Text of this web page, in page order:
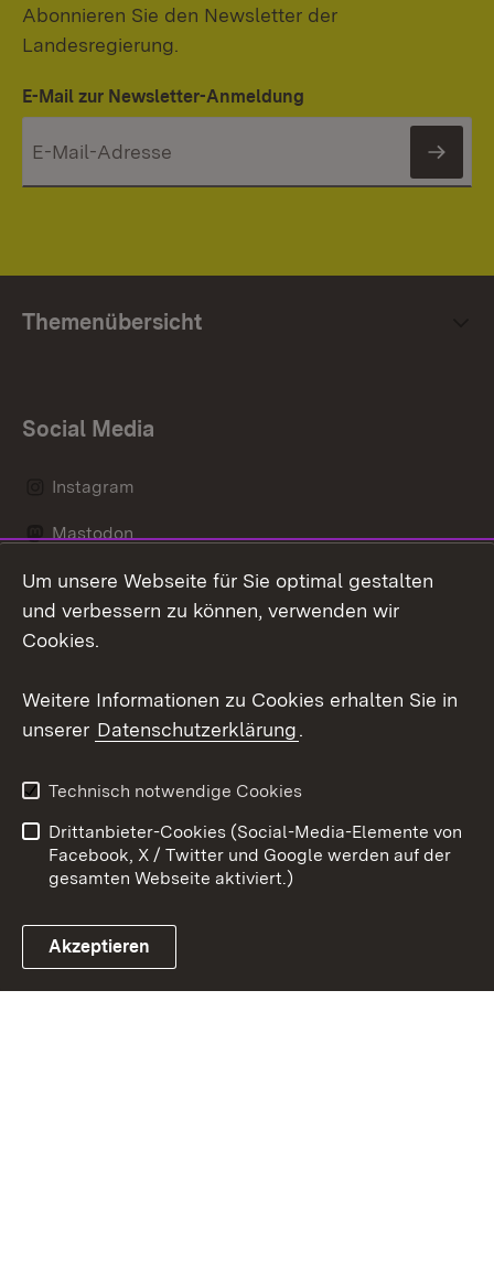
Abonnieren Sie den Newsletter der
Landesregierung.
E-Mail zur Newsletter-Anmeldung
Themenübersicht
Social Media
Instagram
Mastodon
Messenger
Link zum Landesportal
Kontakt
Impressum
Cookies
Um unsere Webseite für Sie optimal gestalten
und verbessern zu können, verwenden wir
Cookies.
Weitere Informationen zu Cookies erhalten Sie in
unserer Datenschutzerklärung.
Technisch notwendige Cookies
Drittanbieter-Cookies (Social-Media-Elemente von
Facebook, X / Twitter und Google werden auf der
gesamten Webseite aktiviert.)
Akzeptieren